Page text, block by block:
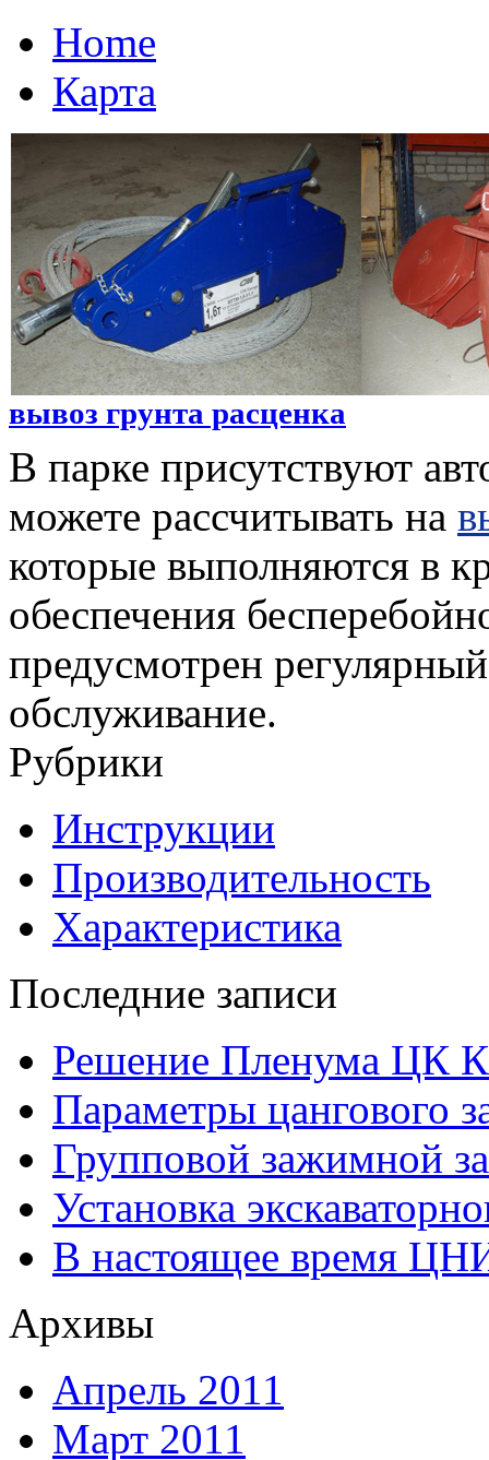
Home
Карта
вывоз грунта расценка
В парке присутствуют
можете рассчитывать на
которые выполняются в
обеспечения
предусмотрен
обслуживание.
Рубрики
Инструкции
Производительность
Характеристика
Последние записи
Решение Пленума ЦК
Параметры цангового
Групповой зажимной
Установка
В настоящее время
Архивы
Апрель 2011
Март 2011